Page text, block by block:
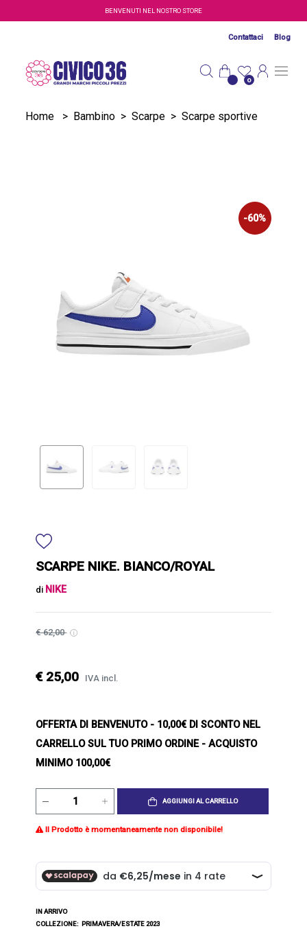
Salta al contenuto principaleBENVENUTI NEL NOSTRO STORE
Contattaci Blog
0
Home > Bambino > Scarpe > Scarpe sportive
-60%
SCARPE NIKE. BIANCO/ROYAL
di NIKE
€ 62,00
€ 25,00 IVA incl.
OFFERTA DI BENVENUTO- 10,00€ DI SCONTO NEL
CARRELLO SUL TUO PRIMO ORDINE - ACQUISTO
MINIMO 100,00€
AGGIUNGI AL CARRELLO
Il Prodotto è momentaneamente non disponibile!
IN ARRIVO
COLLEZIONE: PRIMAVERA/ESTATE 2023